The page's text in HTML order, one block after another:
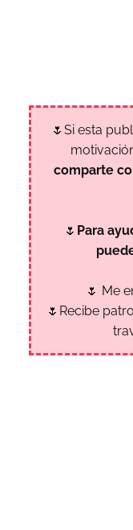
🌷Si esta
comparte
🌷 Para
🌷 Me
🌷Recibe